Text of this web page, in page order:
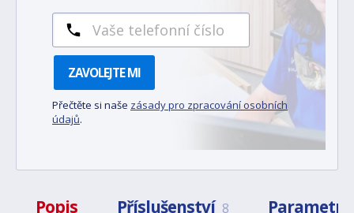
ZAVOLEJTE MI
Přečtěte si naše zásady pro zpracování osobních
údajů.
Popis Příslušenství 8 Parametry